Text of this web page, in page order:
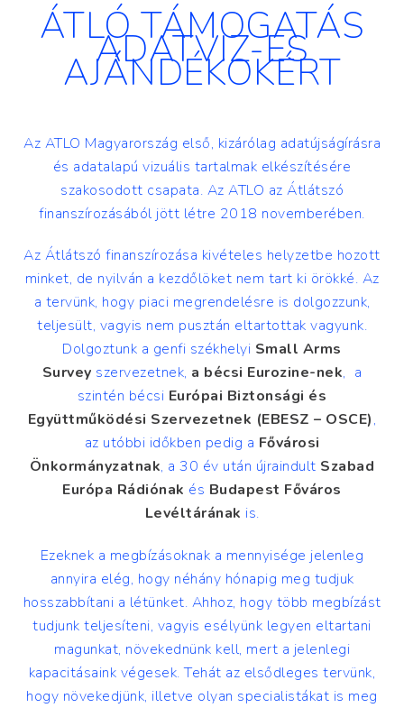
ÁTLÓ TÁMOGATÁS
ADATVIZ-ES
AJÁNDÉKOKÉRT
Az ATLO Magyarország első, kizárólag adatújságírásra
és adatalapú vizuális tartalmak elkészítésére
szakosodott csapata. Az ATLO az Átlátszó
finanszírozásából jött létre 2018 novemberében.
Az Átlátszó finanszírozása kivételes helyzetbe hozott
minket, de nyilván a kezdőlöket nem tart ki örökké. Az
a tervünk, hogy piaci megrendelésre is dolgozzunk,
teljesült, vagyis nem pusztán eltartottak vagyunk.
Dolgoztunk a genfi székhelyi Small Arms
Survey szervezetnek, a bécsi Eurozine-nek, a
szintén bécsi Európai Biztonsági és
Együttműködési Szervezetnek (EBESZ – OSCE),
az utóbbi időkben pedig a Fővárosi
Önkormányzatnak, a 30 év után újraindult Szabad
Európa Rádiónak és Budapest Főváros
Levéltárának is.
Ezeknek a megbízásoknak a mennyisége jelenleg
annyira elég, hogy néhány hónapig meg tudjuk
hosszabbítani a létünket. Ahhoz, hogy több megbízást
tudjunk teljesíteni, vagyis esélyünk legyen eltartani
magunkat, növekednünk kell, mert a jelenlegi
kapacitásaink végesek. Tehát az elsődleges tervünk,
hogy növekedjünk, illetve olyan specialistákat is meg